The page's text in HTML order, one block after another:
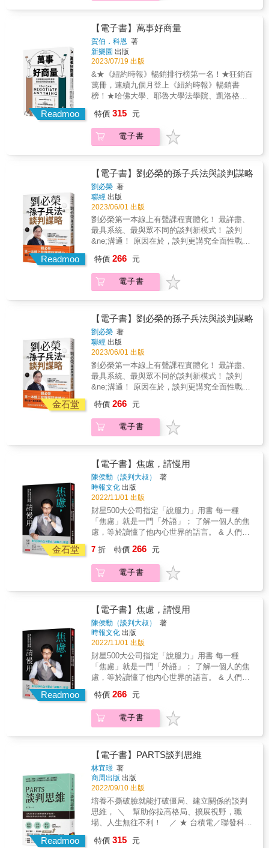
面否定三明治」── 分享你必須保護的利益
拒的理由&rarr;所以這個時間無法幫忙搬家 願意
提出其他的協助&rarr;我可以幫你找找看網路上
的搬家資訊 地位不高、籌碼不多、名氣不響、
資金不夠&hellip;&hellip;全都不是問題， 15個
迅速上手的談判工具，讓你一路見招拆招！ &
客戶在乎的是什麼 &事實&rarr;確認為什麼指
選項&rarr;集思廣益尋找各種替代方案Q：家人
不讓你養貓，該怎麼說服？A：利益&rarr;了解
家人擔心的問題有哪些 &事實&rarr;確認如何
解決過敏問題、環境問題，以及照顧責任問
題 &選項&rarr;在慈善社團借養一隻孟加拉豹
貓，引起過敏的案例少，掉毛也較少Q：想讓住
在北極的人跟你買冰箱，你要怎麼賣？A：利益
事實&rarr;冬天時把食物放在戶外，會凍得非常
硬而無法食用 &選項&rarr;冰箱可以穩定控管
食物溫度Q：討厭的朋友要你周末去幫她搬家，
病的媽媽堅定解釋你婉拒的理由&rarr;所以這個
時間無法幫忙搬家願意提出其他的協助&rarr;我
可以幫你找找看網路上的搬家資訊地位不高、
籌碼不多、名氣不響、資金不夠&hellip;&hellip;
全都不是問題，15個迅速上手的談判工具，讓
你一路見招拆招！&
想談妥互惠條件時&hellip;&hellip; & 絕大多數
的談判，我們都視為生活中的尋常， 那是因為
藉由多次嘗試，我們已在大腦裡建立了一套可
應付「普通狀況」的sop； 其實，談判的原則
總是相同，無論你的談判對象是挾持人質者、
你的伴侶，或是難搞的客戶&hellip;&hellip; 你
總得嘗試摸索出最大的可能性。 談判之所以
變得困難，是因為我們沒有能力判斷對手或當
下的情況。 或是因為缺乏資訊及談判技巧而變
的權力而心生恐懼&hellip;&hellip; & 作者身為
德國警務人員、緝毒組成員與官方專業談判教
練， 曾經面對過無數次的困境談判。 他曾與綁
架人質者、銀行搶匪與毒販談判。 他的談判對
手跟他一樣都處於高度的緊張狀態， 而他總是
能化險為夷，最後讓雙方達成和平協議。 & 他
喜歡把談判對手視為「談判夥伴」，理由在
於，語言創造意識。 因為，每個與你談判的
人，其實都是你在邁向令人滿意的協議之路上
的夥伴。 & 在本書中，作者首次分享個人經
歷， 以在警界服務所遇到的各種刑案為例， 轉
化為日常生活中我們所遇到的各種「困境」，
提供我們克服「困境談判」的實用祕訣， 以及
如何掌握談判技巧，臨機應變並順利達成雙贏
的局面！ & 談判的七大鐵則： 1.分析你的談判
現你的權力 6.破除所有抗拒 7.設法維持協議 &
本書附錄設計了一份談判練習本，讓讀者可以
實際按表操作， 一步一步練習完成一場雙贏的
成功談判。 &
Readmoo
【電子書】萬事好商量
賀伯．科恩 著
新樂園 出版
2023/07/19 出版
&★《紐約時報》暢銷排行榜第一名！★狂銷百
萬冊，連續九個月登上《紐約時報》暢銷書
榜！★哈佛大學、耶魯大學法學院、凱洛格商
聖地亞哥分校、麥吉爾大學、加拿大英屬哥倫
比亞大學、紐約哥大和芝加哥大學等一流名校
指定談判課！&&世界頂尖談判大師賀伯．科
一流談判人才，透過大師50年談判經驗淬鍊出
的談判原則，指導你磨練直覺，提升溝通與談
判效率，讓你每次都達成協商目的，得到你想
要的！&◤世界就是一個巨大的談判桌，需要談
判的情境無所不在！◢不管是工作還是生活，
需要談判的場景總是隨處可見，讓你不得不參
與其中。&以下場景你應該不陌生：& 面對要開
你罰單的交通警察 想要加你房租的房東 拚命想
要賣你東西卻又不提供真實資訊的銷售員&你怎
己有利的關鍵變數，談出一個好結果。&賀伯．
科恩是經驗豐富的談判贏家，他的成功談判從
保險理賠到人質釋放，從說服自己兒子剪頭髮
到搞定恐怖分子等等，歷經幾百種情境；他將
五十年來的談判獲勝秘訣及如何規避風險，歸
納出重點，於本書中獨家傳授，引導你一步步
贏得最大勝利──&◤談判前，請先問自己這3個
問題◢記住，只有「全部皆是」時，才應該進
行談判！ 在此特定狀況下，我能否自在舒適地
進行談判？ 談判能滿足我的需求嗎？ 此次談判
所獲得的利益，值得我耗費精神和時間嗎？
&&◤當你準備好，歡迎光臨談判的世界◢不是
只有拿一手好牌才會贏，更重要的是，懂得分
析整體情況，掌握「有利的關鍵變數」、一眼
認出談判小人，即使你手上沒有ACE同花順，
者歸納出14種，舉例來說：＃競爭的力量，為
你擁有的事物創造出競爭態勢，想要你的東西
的人愈多，你的談判就會愈有價值。＃認同的
力量，如果你能讓別人認同你，像是相信你的
專業素養、喜歡你的貼心服務、感受到你的同
理與尊重，你的談判能力就會發揮到極大。＃
堅持的力量，談判時要堅守不退，拿出毅力、
展現韌性，即使對手不馬上點頭，也會因為你
的繼續進攻而動搖，堅持總是有回報。&▎有利
透你的截止日期，或看出你正因為時間壓力而
頭大。＃要仔細評估萬一超過時限要承擔多大
風險，以衡量與掌握整個談判時程。＃耐心等
待，隨著時間推移，雙方力量及環境因素會改
變，有機會轉動局面。&▎有利的關鍵變數3──
資訊＃你最好看起來懵懂無防備（但不輕易洩
底），大家就愈容易為你提供相關訊息及建
議。＃要會察言觀色、聽聲辨人，去捕捉對方
隱藏在表情語言及行為背後的線索。＃愈早蒐
集到愈多關於對手的需求、限制、組織壓力等
資訊，你就愈有討價還價的能力。&▎一眼看穿
小人花招，退散！＃6大特徵：⑴一開始就提出
強硬要求或荒謬建議；⑵談判代表沒有實權無
法決策或讓步；⑶會突然發脾氣或裝軟弱哭
泣，讓你傻眼與屈服；⑷你的讓步被他們看成
＃3種應對：遇到談判小人，你可以⑴轉身離開
另謀發展；⑵跟他拚了；⑶從非輸即贏轉變為
互惠合作。&▎收穫談判雙贏果實！＃將談判重
點從「戰勝對方」轉移到「解決問題」。＃試
著從對方角度來看問題，帶著同理心傾聽，找
出對方真正需求。＃用心交流與對方建立信任
關係，並先取得對方周圍眾人的支持，用真誠
一種經由談判產生的結果，當然都可以繼續談
特價 315 元
電子書
Readmoo
【電子書】劉必榮的孫子兵法與談判謀略
劉必榮 著
聯經 出版
2023/06/01 出版
劉必榮第一本線上有聲課程實體化！ 最詳盡、
最具系統、最與眾不同的談判新模式！ 談判
&ne;溝通！ 原因在於，談判更講究全面性戰
《孫子兵法》，打造屬於自己的談判策略。
《孫子兵法》是知名的作戰兵書，「知己知
彼，百戰百勝」的典故便是源自於此。談判權
準備、布局、出戰和收尾。學會這套理論，就
算沒有好口才，也能在談判桌上致勝。 不過，
到底要如何說，才能不戰而勝，甚至雙贏？ ▍
上司與我的意見不合時，如何說，才能達成共
識？ 孫子說「上下同欲」，在談判之前，要先
了解對方的需求及在意的點，談判才有意義，
否則只是浪費時間。 ▍對方沒有談判意願，該
如何開啟對話？ 孫子說「利」，布局時要讓對
方願意談判，必須提出他要的「利」，或換另
識。 ▍一個人的力量有限，該考慮結盟嗎？ 孫
子說「諸侯之謀」，弱者結盟是求加分，強者
結盟是求不減分。談判時要記得團結力量大，
有時三個臭皮匠就是勝過一個諸葛亮。 ▍有時
橫生枝節，結束時出現預期外的資訊，如何應
對？ 孫子說「軍有所不擊」，到了收尾階段，
要記得自己的談判初衷，不要迷失方 向，追錯
了目標，反而會輸掉原本有把握的議題。 無論
是人際關係、職場工作、買賣交易等，談判無
所不在， 善用書中的例子，你也能成為遊刃有
餘的談判高手。
特價 266 元
電子書
金石堂
【電子書】劉必榮的孫子兵法與談判謀略
劉必榮 著
聯經 出版
2023/06/01 出版
劉必榮第一本線上有聲課程實體化！ 最詳盡、
最具系統、最與眾不同的談判新模式！ 談判
&ne;溝通！ 原因在於，談判更講究全面性戰
《孫子兵法》，打造屬於自己的談判策略。
《孫子兵法》是知名的作戰兵書，「知己知
彼，百戰百勝」的典故便是源自於此。談判權
準備、布局、出戰和收尾。學會這套理論，就
算沒有好口才，也能在談判桌上致勝。 不過，
到底要如何說，才能不戰而勝，甚至雙贏？ ▍
上司與我的意見不合時，如何說，才能達成共
識？ 孫子說「上下同欲」，在談判之前，要先
了解對方的需求及在意的點，談判才有意義，
否則只是浪費時間。 ▍對方沒有談判意願，該
如何開啟對話？ 孫子說「利」，布局時要讓對
方願意談判，必須提出他要的「利」，或換另
識。 ▍一個人的力量有限，該考慮結盟嗎？ 孫
子說「諸侯之謀」，弱者結盟是求加分，強者
結盟是求不減分。談判時要記得團結力量大，
橫生枝節，結束時出現預期外的資訊，如何應
對？ 孫子說「軍有所不擊」，到了收尾階段，
要記得自己的談判初衷，不要迷失方 向，追錯
了目標，反而會輸掉原本有把握的議題。 無論
是人際關係、職場工作、買賣交易等，談判無
所不在， 善用書中的例子，你也能成為遊刃有
餘的談判高手。
特價 266 元
電子書
金石堂
【電子書】焦慮，請慢用
陳侯勳（談判大叔）
著
時報文化 出版
2022/11/01 出版
財星500大公司指定「說服力」用書 每一種
「焦慮」就是一門「外語」； 了解一個人的焦
慮，等於讀懂了他內心世界的語言。 & 人們
國的，根本聽不懂彼此的焦慮。 所以在準備談
判或溝通前，請先清空自己的焦慮。 你才能空
出你的感官，準備好「下載」對方的焦慮，以
學會聽懂並遙控對手的焦慮，你才算贏！ & 專
業推薦 & 謝文憲｜企業講師、作家、主持人 蔡
志雄｜包租公律師 王介安｜GAS口語魅力培訓
&reg;創辦人 羅鈞鴻（小虎）｜知名講師、聲音
教練 林依柔｜聲音表達講師、作家 & 有一句話
說「有人的地方就有江湖」。但我覺得其實應
該是說「有人的地方就要談判」。 看完本書，
收穫滿滿，侯勳不只是談判大叔，也是談判大
師。祝福侯勳這本書大賣，我相信這本書的讀
7 折 特價 266 元
電子書
Readmoo
【電子書】焦慮，請慢用
陳侯勳（談判大叔）
著
時報文化 出版
2022/11/01 出版
財星500大公司指定「說服力」用書 每一種
「焦慮」就是一門「外語」； 了解一個人的焦
慮，等於讀懂了他內心世界的語言。 & 人們
國的，根本聽不懂彼此的焦慮。 所以在準備談
判或溝通前，請先清空自己的焦慮。 你才能空
出你的感官，準備好「下載」對方的焦慮，以
學會聽懂並遙控對手的焦慮，你才算贏！ & 專
業推薦 & 謝文憲｜企業講師、作家、主持人 蔡
志雄｜包租公律師 王介安｜GAS口語魅力培訓
&reg;創辦人 羅鈞鴻（小虎）｜知名講師、聲音
教練 林依柔｜聲音表達講師、作家 & 有一句話
說「有人的地方就有江湖」。但我覺得其實應
該是說「有人的地方就要談判」。 看完本書，
收穫滿滿，侯勳不只是談判大叔，也是談判大
師。祝福侯勳這本書大賣，我相信這本書的讀
特價 266 元
電子書
Readmoo
【電子書】PARTS談判思維
林宜璟 著
商周出版 出版
2022/09/10 出版
培養不撕破臉就能打破僵局、建立關係的談判
思維， ＼ 幫助你拉高格局、擴展視野，職
場、人生無往不利！ ／ ★ 台積電／聯發科／
超過300家企業、上萬名專業人士親身實證！
特價 315 元